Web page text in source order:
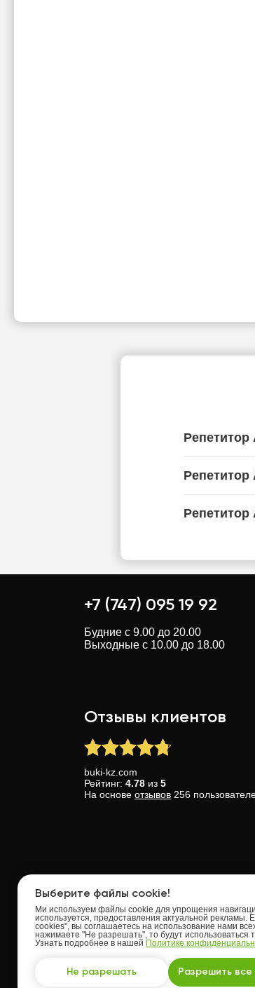
Репетитор
Репетитор
Репетитор
+7 (747) 095 19 92
Будние с 9.00 до 20.00
Выходные с 10.00 до 18.00
Отзывы клиентов
buki-kz.com
Рейтинг: 4.78 из 5
На основе отзывов 256
Выберите файлы cookie!
Ми используем файлы cookie для упрощения
используется, предоставления актуальной
cookies", вы соглашаетесь на использование нами
нажимаете "Не разрешать", то будут
Узнать подробнее в нашей Политике
Разрешить все
Не разрешать